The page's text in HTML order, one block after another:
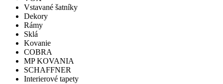
Vstavané šatníky
Dekory
Rámy
Sklá
Kovanie
COBRA
MP KOVANIA
SCHAFFNER
Interierové tapety